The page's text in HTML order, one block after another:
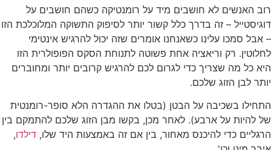
רוב האנשים לא חושבים מיד על רומנטיקה כשהם חושבים על
דוגיסטייל – זה בדרך כלל קשור יותר לסיפוק התשוקה המלוכלכת הזו
– אבל סמכו עלינו כשאנחנו אומרים שזה יכול להרגיש אינטימי
לחלוטין. רק וריאציה אחת פשוטה לתנוחת הסקס הפופולרית הזו
היא כל מה שצריך כדי לגרום לכם להרגיש קרובים יותר ומחוברים
יותר לבן הזוג שלכם.
התחילו בשכיבה על הבטן (בטלו את ההגדרה הלא סופר-רומנטית
של להיות על ארבע). לאחר מכן, בקשו מבן הזוג שלכם להתמקם בין
הרגליים כדי להיכנס מאחור, בין אם זה באמצעות היד שלו, דילדו,